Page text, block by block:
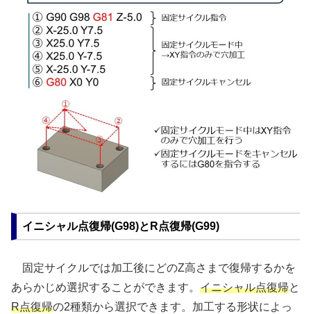
イニシャル点復帰(G98)とR点復帰(G99)
固定サイクルでは加工後にどのZ高さまで復帰するかを
あらかじめ選択することができます。 イニシャル点復帰と
R点復帰の2種類から選択できます。加工する形状によっ